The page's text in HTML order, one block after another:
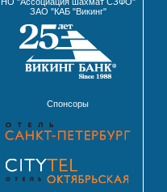
ЗАО "КАБ "Викинг"
Спонсоры